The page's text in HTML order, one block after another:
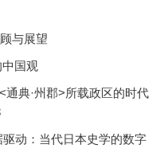
与展望
国观
典·州郡>所载政区的时代
驱动：当代日本史学的数字